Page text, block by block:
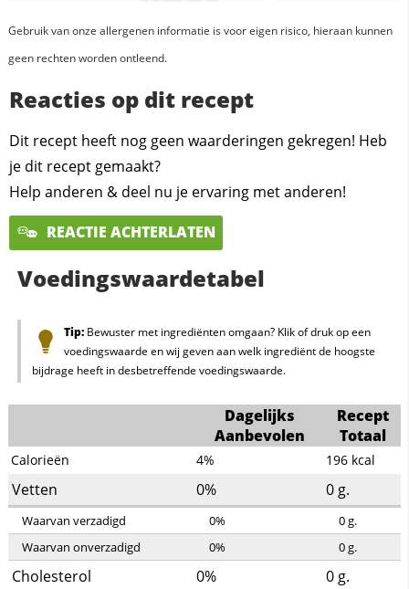
Gebruik van onze allergenen informatie is voor eigen risico, hieraan kunnen
geen rechten worden ontleend.
Reacties op dit recept
Dit recept heeft nog geen waarderingen gekregen! Heb
je dit recept gemaakt?
Help anderen & deel nu je ervaring met anderen!
REACTIE ACHTERLATEN
Voedingswaardetabel
Tip:Bewuster met ingrediënten omgaan? Klik of druk op een
voedingswaarde en wij geven aan welk ingrediënt de hoogste
bijdrage heeft in desbetreffende voedingswaarde.
Dagelijks
Aanbevolen
Recept
Totaal
Calorieën 4% 196 kcal
Vetten 0% 0 g.
Waarvan verzadigd 0% 0g.
Waarvan onverzadigd
0% 0g.
Cholesterol 0% 0 g.